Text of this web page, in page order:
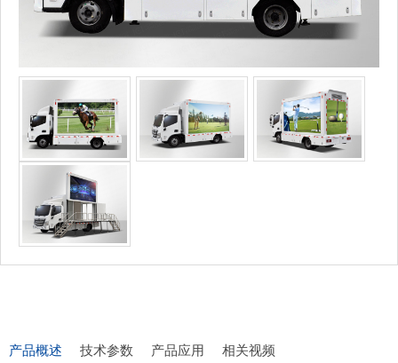
产品概述 技术参数 产品应用 相关视频